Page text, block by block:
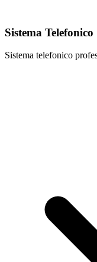
Sistema Telefonico
Sistema telefonico